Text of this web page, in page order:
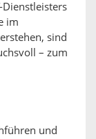
Dienstleisters
im
sind
– zum
und